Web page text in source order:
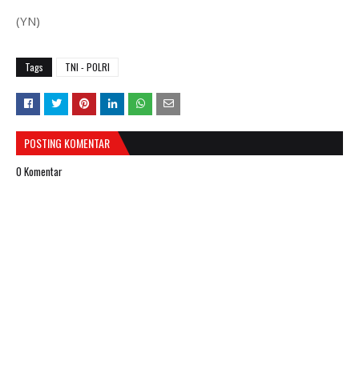
(YN)
Tags TNI - POLRI
POSTING KOMENTAR
0 Komentar